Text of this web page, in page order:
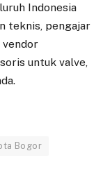
Indonesia
teknis, pengajar
vendor
untuk valve,
Bogor